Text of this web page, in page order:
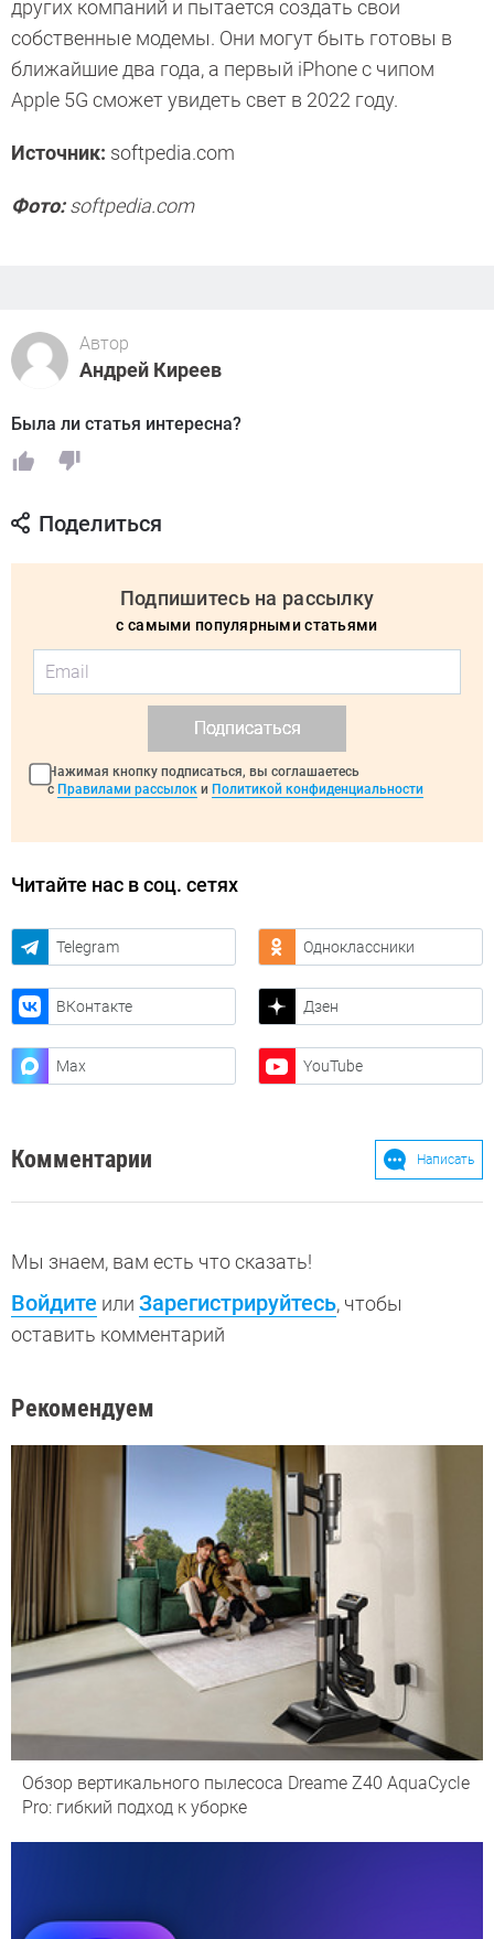
других компаний и пытается создать свои
собственные модемы. Они могут быть готовы в
ближайшие два года, а первый iPhone с чипом
Apple 5G сможет увидеть свет в 2022 году.
Источник: softpedia.com
Фото:softpedia.com
Автор
Андрей Киреев
Была ли статья интересна?
Поделиться
Подпишитесь на рассылку
с самыми популярными статьями
Подписаться
Нажимая кнопку подписаться, вы соглашаетесь
с Правилами рассылок и Политикой конфиденциальности
Читайте нас в соц. сетях
Telegram Одноклассники
ВКонтакте Дзен
Max YouTube
Комментарии Написать
Мы знаем, вам есть что сказать!
Войдите или Зарегистрируйтесь, чтобы
оставить комментарий
Рекомендуем
Обзор вертикального пылесоса Dreame Z40 AquaCycle
Pro: гибкий подход к уборке